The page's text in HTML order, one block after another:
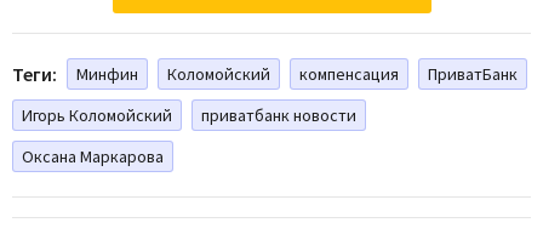
Теги: Минфин Коломойский компенсация
ПриватБанк
Игорь Коломойский
приватбанк новости
Оксана Маркарова